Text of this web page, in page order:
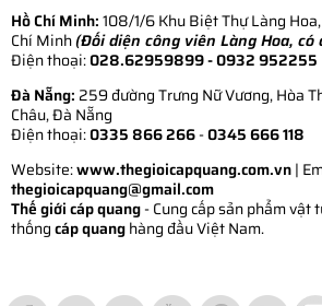
Hồ Chí Minh:108/1/6 Khu Biệt Thự Làng
Chí Minh(Đối diện công viên Làng Hoa, có
Điện thoại:028.62959899- 0932 952255
Đà Nẵng: 259 đường Trưng Nữ Vương, Hòa
Châu, Đà Nẵng
Điện thoại:0335 866 266-0345 666 118
Website:www.thegioicapquang.com.vn|
thegioicapquang@gmail.com
Thế giới cáp quang- Cung cấp sản phẩm vật
thốngcáp quanghàng đầu Việt Nam.